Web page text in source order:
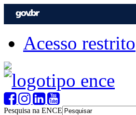
Acesso restrito
Pesquisa na ENCE